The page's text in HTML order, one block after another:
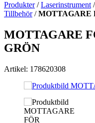
Produkter/Laserinstrument /
Tillbehör/MOTTAGARE
MOTTAGARE
GRÖN
Artikel: 178620308